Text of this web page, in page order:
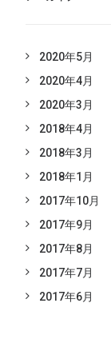
2020年5月
2020年4月
2020年3月
2018年4月
2018年3月
2018年1月
2017年10月
2017年9月
2017年8月
2017年7月
2017年6月